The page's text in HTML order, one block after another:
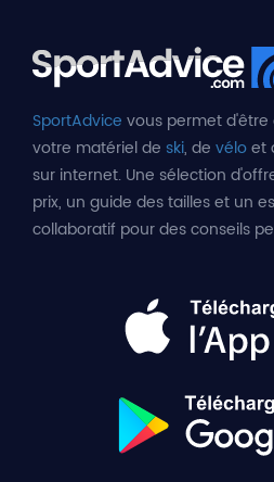
SportAdvice vous permet
votre matériel de ski, de véloet
sur internet. Une sélection
prix, un guide des tailles et un
collaboratif pour des conseils